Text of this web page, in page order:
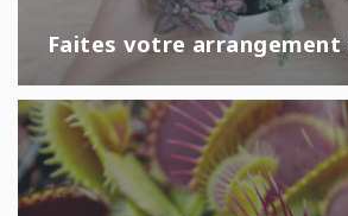
Faites votre